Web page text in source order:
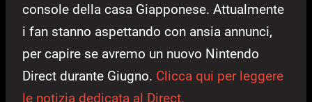
console della casa Giapponese. Attualmente
i fan stanno aspettando con ansia annunci,
per capire se avremo un nuovo Nintendo
Direct durante Giugno. Clicca qui per leggere
le notizia dedicata al Direct.